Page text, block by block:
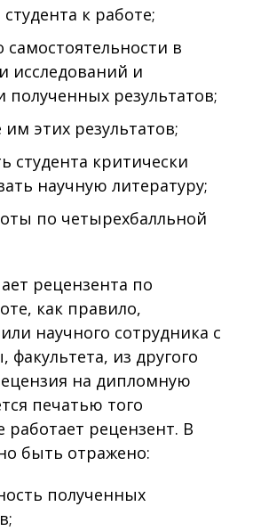
к работе;
самостоятельности в
исследований и
полученных результатов;
этих результатов;
студента критически
научную литературу;
по четырехбалльной
рецензента по
как правило,
научного сотрудника с
факультета, из другого
на дипломную
печатью того
работает рецензент. В
быть отражено:
полученных